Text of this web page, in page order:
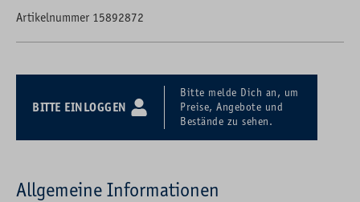
Artikelnummer 15892872
BITTE EINLOGGEN
Bitte melde Dich an, um
Preise, Angebote und
Bestände zu sehen.
Allgemeine Informationen